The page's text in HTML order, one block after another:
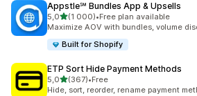
Appstle℠ Bundles App & Upsells
5,0av 5 stjerner
(1 000)
Totalt 1000 omtaler
•Free plan available
Maximize AOV with bundles, volume
Built for Shopify
ETP Sort Hide Payment Methods
5,0av 5 stjerner
(367)
Totalt 367 omtaler
•Free
Hide, sort, reorder, rename payment